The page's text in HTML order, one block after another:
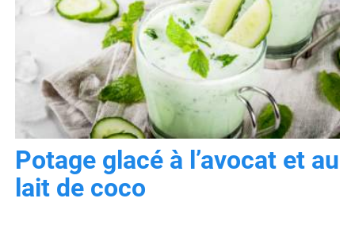
Potage glacé à l’avocat et au
lait de coco